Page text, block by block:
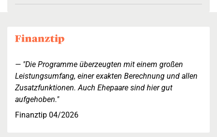
"Die Programme überzeugten mit einem großen
Leistungsumfang, einer exakten Berechnung und allen
Zusatzfunktionen. Auch Ehepaare sind hier gut
aufgehoben."
Finanztip 04/2026